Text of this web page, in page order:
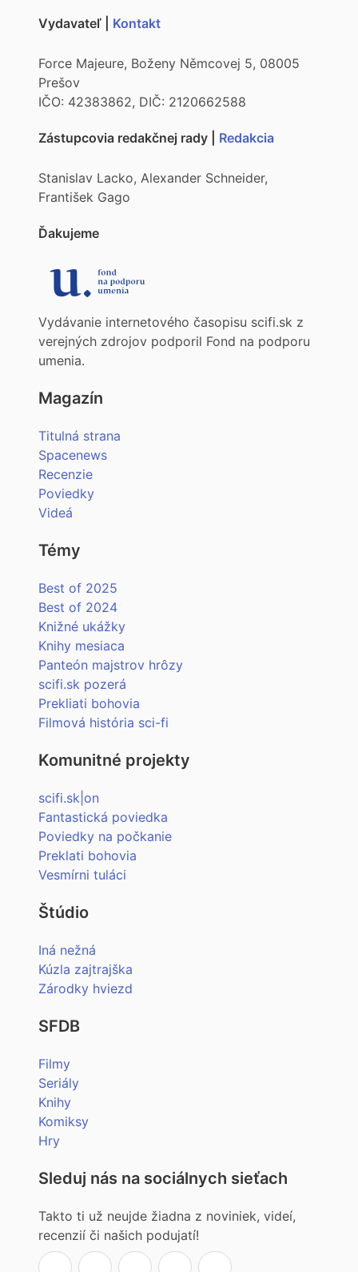
Vydavateľ | Kontakt
Force Majeure, Boženy Němcovej 5, 08005
Prešov
IČO: 42383862, DIČ: 2120662588
Zástupcovia redakčnej rady | Redakcia
Stanislav Lacko, Alexander Schneider,
František Gago
Ďakujeme
Vydávanie internetového časopisu scifi.sk z
verejných zdrojov podporil Fond na podporu
umenia.
Magazín
Titulná strana
Spacenews
Recenzie
Poviedky
Videá
Témy
Best of 2025
Best of 2024
Knižné ukážky
Knihy mesiaca
Panteón majstrov hrôzy
scifi.sk pozerá
Prekliati bohovia
Filmová história sci-fi
Komunitné projekty
scifi.sk|on
Fantastická poviedka
Poviedky na počkanie
Preklati bohovia
Vesmírni tuláci
Štúdio
Iná nežná
Kúzla zajtrajška
Zárodky hviezd
SFDB
Filmy
Seriály
Knihy
Komiksy
Hry
Sleduj nás na sociálnych sieťach
Takto ti už neujde žiadna z noviniek, videí,
recenzií či našich podujatí!